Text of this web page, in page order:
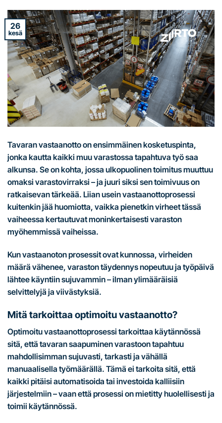
26
kesä
Tavaran vastaanotto on ensimmäinen kosketuspinta,
jonka kautta kaikki muu varastossa tapahtuva työ saa
alkunsa. Se on kohta, jossa ulkopuolinen toimitus muuttuu
omaksi varastovirraksi – ja juuri siksi sen toimivuus on
ratkaisevan tärkeää. Liian usein vastaanottoprosessi
kuitenkin jää huomiotta, vaikka pienetkin virheet tässä
vaiheessa kertautuvat moninkertaisesti varaston
myöhemmissä vaiheissa.
Kun vastaanoton prosessit ovat kunnossa, virheiden
määrä vähenee, varaston täydennys nopeutuu ja työpäivä
lähtee käyntiin sujuvammin – ilman ylimääräisiä
selvittelyjä ja viivästyksiä.
Mitä tarkoittaa optimoitu vastaanotto?
Optimoitu vastaanottoprosessi tarkoittaa käytännössä
sitä, että tavaran saapuminen varastoon tapahtuu
mahdollisimman sujuvasti, tarkasti ja vähällä
manuaalisella työmäärällä. Tämä ei tarkoita sitä, että
kaikki pitäisi automatisoida tai investoida kalliisiin
järjestelmiin – vaan että prosessi on mietitty huolellisesti ja
toimii käytännössä.